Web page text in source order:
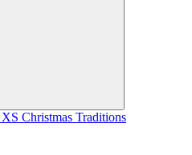
Christmas Traditions